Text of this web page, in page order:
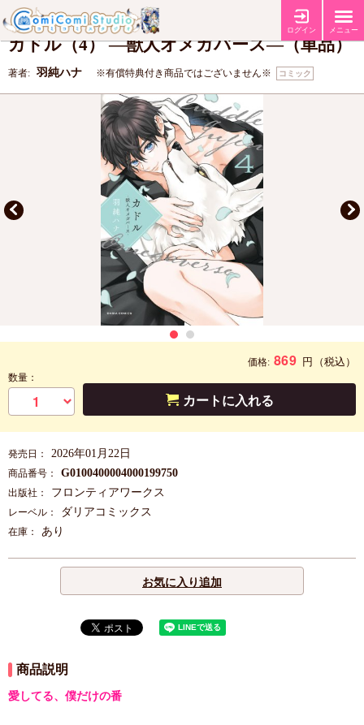
ログイン メニュー
特典 【コミコミ特典4Pリーフレット】
カドル（4） ―獣人オメガバース―（単品）
著者: 羽純ハナ ※有償特典付き商品ではございません※ コミック
価格: 869 円 （税込）
数量：
カートに入れる
発売日： 2026年01月22日
商品番号： G0100400004000199750
出版社： フロンティアワークス
レーベル： ダリアコミックス
在庫： あり
お気に入り追加
商品説明
愛してる、僕だけの番